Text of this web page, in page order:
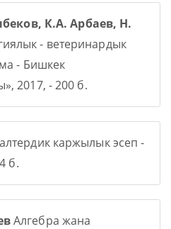
К.А. Арбаев, Н.
- ветеринардык
- Бишкек
2017, - 200 б.
каржылык эсеп -
б.
Алгебра жана